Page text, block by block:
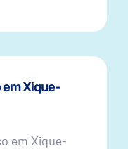
em Xique-
em Xique-